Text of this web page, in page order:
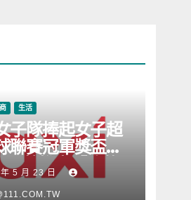
生活
子隊捧起女子超
聯賽冠軍獎盃，
勢推出「我的
宣傳活動
5 月 23 日